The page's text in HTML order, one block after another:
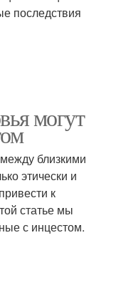
последствия
могут
близкими
этически и
к
статье мы
с инцестом.